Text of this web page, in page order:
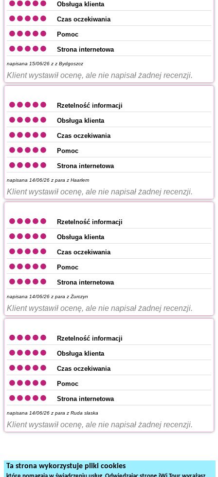
Ta strona wykorzystuje pliki cookies
Obsługa klienta
Czas oczekiwania
Pomoc
Strona internetowa
napisana 15/06/26 z z Bydgoszcz
Klient wystawił ocenę, ale nie napisał żadnej recenzji.
Rzetelność informacji
Obsługa klienta
Czas oczekiwania
Pomoc
Strona internetowa
napisana 14/06/26 z para z Haarlem
Klient wystawił ocenę, ale nie napisał żadnej recenzji.
Rzetelność informacji
Obsługa klienta
Czas oczekiwania
Pomoc
Strona internetowa
napisana 14/06/26 z para z Żurczyn
Klient wystawił ocenę, ale nie napisał żadnej recenzji.
Rzetelność informacji
Obsługa klienta
Czas oczekiwania
Pomoc
Strona internetowa
napisana 14/06/26 z para z Ruda slaska
Klient wystawił ocenę, ale nie napisał żadnej recenzji.
613recenzje na21stronach